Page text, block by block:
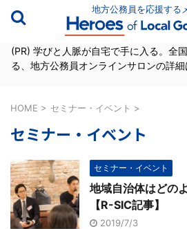
地方公務員を応援する
(PR) 学びと人脈が自宅で手に入る。全
る、地方公務員オンラインサロンの詳細
HOME > セミナー・イベント >
セミナー・イベント
セミナー・イベント
地域自治体はどの
【R-SIC記事】
2019/7/3